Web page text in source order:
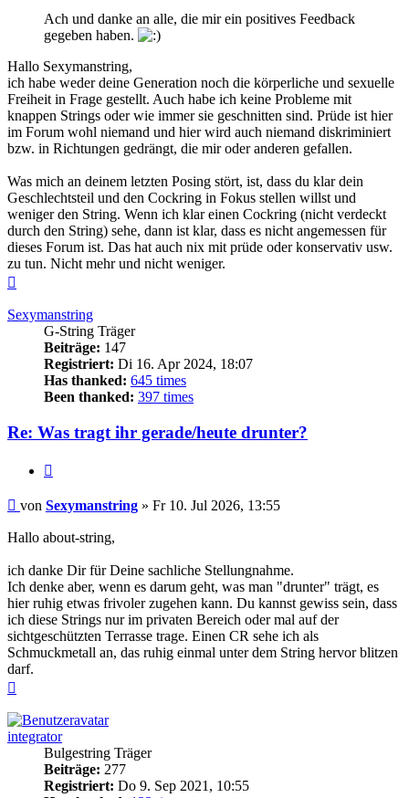
Ach und danke an alle, die mir ein positives Feedback
gegeben haben.
Hallo Sexymanstring,
ich habe weder deine Generation noch die körperliche und sexuelle
Freiheit in Frage gestellt. Auch habe ich keine Probleme mit
knappen Strings oder wie immer sie geschnitten sind. Prüde ist hier
im Forum wohl niemand und hier wird auch niemand diskriminiert
bzw. in Richtungen gedrängt, die mir oder anderen gefallen.
Was mich an deinem letzten Posing stört, ist, dass du klar dein
Geschlechtsteil und den Cockring in Fokus stellen willst und
weniger den String. Wenn ich klar einen Cockring (nicht verdeckt
durch den String) sehe, dann ist klar, dass es nicht angemessen für
dieses Forum ist. Das hat auch nix mit prüde oder konservativ usw.
zu tun. Nicht mehr und nicht weniger.
Sexymanstring
G-String Träger
Beiträge: 147
Registriert: Di 16. Apr 2024, 18:07
Has thanked: 645 times
Been thanked: 397 times
Re: Was tragt ihr gerade/heute drunter?
Beitrag
von Sexymanstring » Fr 10. Jul 2026, 13:55
Hallo about-string,
ich danke Dir für Deine sachliche Stellungnahme.
Ich denke aber, wenn es darum geht, was man "drunter" trägt, es
hier ruhig etwas frivoler zugehen kann. Du kannst gewiss sein, dass
ich diese Strings nur im privaten Bereich oder mal auf der
sichtgeschützten Terrasse trage. Einen CR sehe ich als
Schmuckmetall an, das ruhig einmal unter dem String hervor blitzen
darf.
integrator
Bulgestring Träger
Beiträge: 277
Registriert: Do 9. Sep 2021, 10:55